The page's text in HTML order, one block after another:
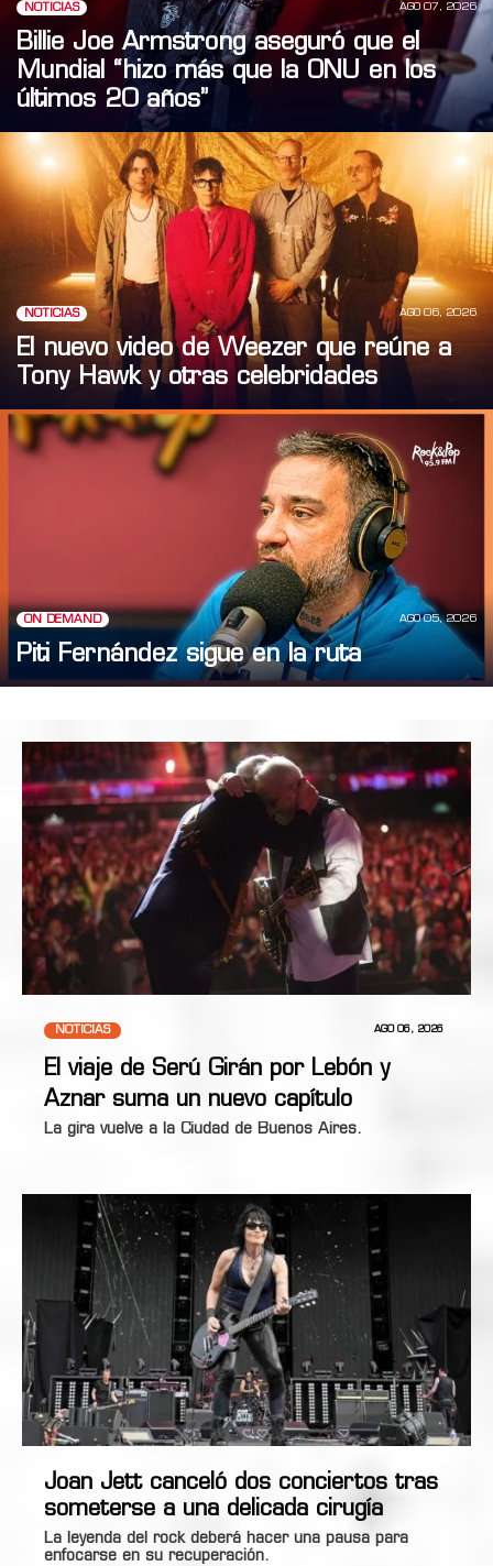
NOTICIAS AGO 07, 2026
Billie Joe Armstrong aseguró que el
Mundial “hizo más que la ONU en los
últimos 20 años”
NOTICIAS AGO 06, 2026
El nuevo video de Weezer que reúne a
Tony Hawk y otras celebridades
ON DEMAND AGO 05, 2026
Piti Fernández sigue en la ruta
NOTICIAS AGO 06, 2026
El viaje de Serú Girán por Lebón y
Aznar suma un nuevo capítulo
La gira vuelve a la Ciudad de Buenos Aires.
Joan Jett canceló dos conciertos tras
someterse a una delicada cirugía
La leyenda del rock deberá hacer una pausa para
enfocarse en su recuperación.